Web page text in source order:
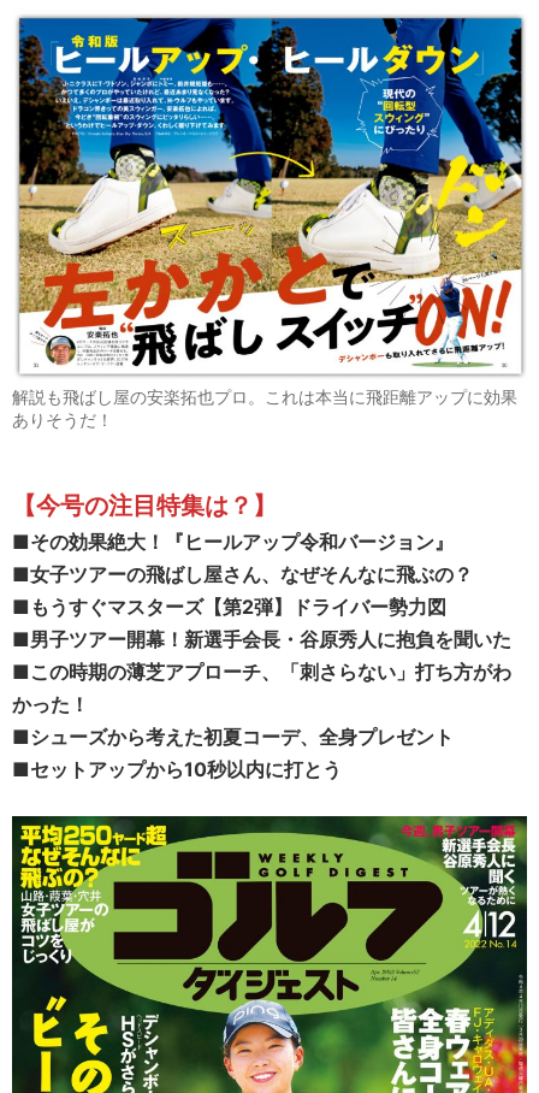
解説も飛ばし屋の安楽拓也プロ。これは本当に飛距離アップに効果
ありそうだ！
【今号の注目特集は？ 】
■その効果絶大！『ヒールアップ令和バージョン』
■女子ツアーの飛ばし屋さん、なぜそんなに飛ぶの？
■ もうすぐマスターズ【第2弾】ドライバー勢力図
■男子ツアー開幕！新選手会長・谷原秀人に抱負を聞いた
■ この時期の薄芝アプローチ、「刺さらない」打ち方がわ
かった！
■シューズから考えた初夏コーデ、全身プレゼント
■セットアップから10秒以内に打とう